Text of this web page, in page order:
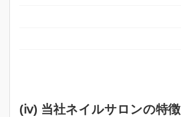
(ⅳ) 当社ネイルサロンの特徴